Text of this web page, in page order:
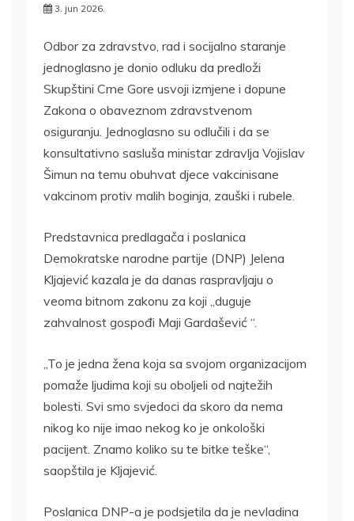
3. jun 2026.
Odbor za zdravstvo, rad i socijalno staranje
jednoglasno je donio odluku da predloži
Skupštini Crne Gore usvoji izmjene i dopune
Zakona o obaveznom zdravstvenom
osiguranju. Jednoglasno su odlučili i da se
konsultativno sasluša ministar zdravlja Vojislav
Šimun na temu obuhvat djece vakcinisane
vakcinom protiv malih boginja, zauški i rubele.
Predstavnica predlagača i poslanica
Demokratske narodne partije (DNP) Jelena
Kljajević kazala je da danas raspravljaju o
veoma bitnom zakonu za koji „duguje
zahvalnost gospođi Maji Gardašević “.
„To je jedna žena koja sa svojom organizacijom
pomaže ljudima koji su oboljeli od najtežih
bolesti. Svi smo svjedoci da skoro da nema
nikog ko nije imao nekog ko je onkološki
pacijent. Znamo koliko su te bitke teške“,
saopštila je Kljajević.
Poslanica DNP-a je podsjetila da je nevladina